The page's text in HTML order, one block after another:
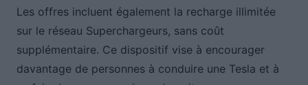
Les offres incluent également la recharge illimitée
sur le réseau Superchargeurs, sans coût
supplémentaire. Ce dispositif vise à encourager
davantage de personnes à conduire une Tesla et à